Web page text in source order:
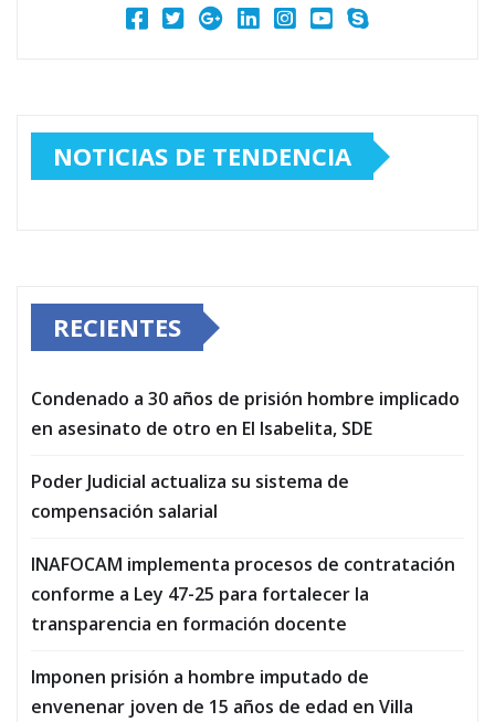
NOTICIAS DE TENDENCIA
RECIENTES
Condenado a 30 años de prisión hombre implicado
en asesinato de otro en El Isabelita, SDE
Poder Judicial actualiza su sistema de
compensación salarial
INAFOCAM implementa procesos de contratación
conforme a Ley 47-25 para fortalecer la
transparencia en formación docente
Imponen prisión a hombre imputado de
envenenar joven de 15 años de edad en Villa